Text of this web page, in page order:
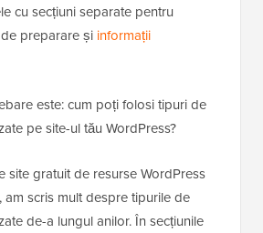
cu secțiuni separate pentru
preparare și informații
este: cum poți folosi tipuri de
pe site-ul tău WordPress?
site gratuit de resurse WordPress
am scris mult despre tipurile de
de-a lungul anilor. În secțiunile